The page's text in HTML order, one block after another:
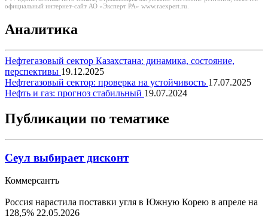
официальный интернет-сайт АО «Эксперт РА» www.raexpert.ru.
Аналитика
Нефтегазовый сектор Казахстана: динамика, состояние,
перспективы 19.12.2025
Нефтегазовый сектор: проверка на устойчивость 17.07.2025
Нефть и газ: прогноз стабильный 19.07.2024
Публикации по тематике
Сеул выбирает дисконт
Коммерсантъ
Россия нарастила поставки угля в Южную Корею в апреле на
128,5% 22.05.2026